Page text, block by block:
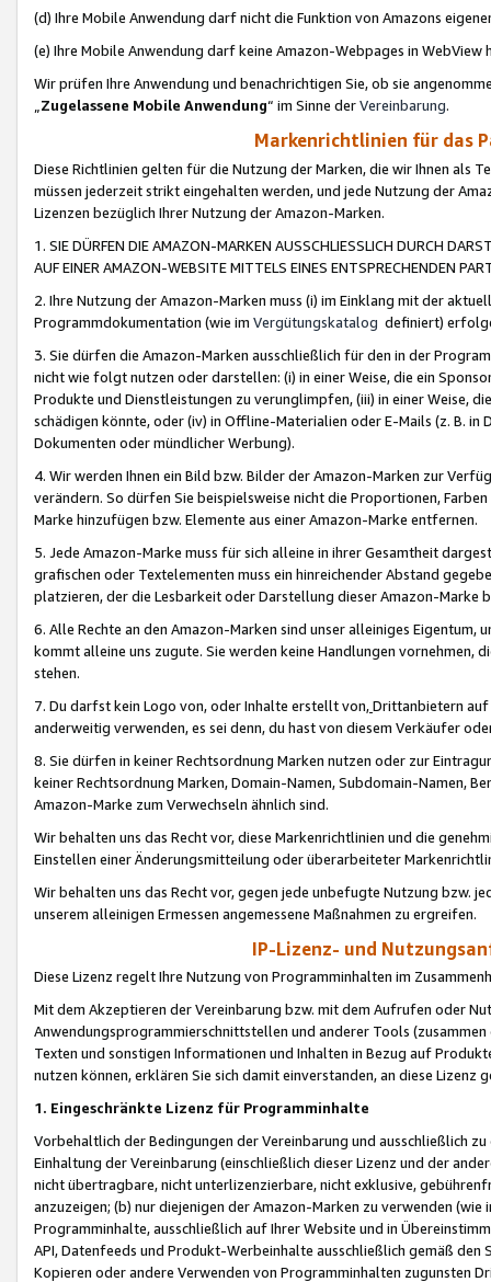
(d) Ihre Mobile Anwendung darf nicht die Funktion von Amazons
(e) Ihre Mobile Anwendung darf keine Amazon-Webpages in WebView
Wir prüfen Ihre Anwendung und benachrichtigen Sie, ob sie
„Zugelassene Mobile Anwendung“ im Sinne derVereinbarung.
Markenrichtlinien für das
Diese Richtlinien gelten für die Nutzung der Marken, die wir Ihnen als
müssen jederzeit strikt eingehalten werden, und jede Nutzung der
Lizenzen bezüglich Ihrer Nutzung der Amazon-Marken.
1. SIE DÜRFEN DIE AMAZON-MARKEN AUSSCHLIESSLICH DURCH
AUF EINER AMAZON-WEBSITE MITTELS EINES ENTSPRECHENDEN
2. Ihre Nutzung der Amazon-Marken muss (i) im Einklang mit der
Programmdokumentation (wie im Vergütungskatalog definiert)
3. Sie dürfen die Amazon-Marken ausschließlich für den in der
nicht wie folgt nutzen oder darstellen: (i) in einer Weise, die ein
Produkte und Dienstleistungen zu verunglimpfen, (iii) in einer Weise,
schädigen könnte, oder (iv) in Offline-Materialien oder E-Mails (z. B. in
Dokumenten oder mündlicher Werbung).
4. Wir werden Ihnen ein Bild bzw. Bilder der Amazon-Marken zur
verändern. So dürfen Sie beispielsweise nicht die Proportionen,
Marke hinzufügen bzw. Elemente aus einer Amazon-Marke entfernen.
5. Jede Amazon-Marke muss für sich alleine in ihrer Gesamtheit
grafischen oder Textelementen muss ein hinreichender Abstand
platzieren, der die Lesbarkeit oder Darstellung dieser Amazon-Marke
6. Alle Rechte an den Amazon-Marken sind unser alleiniges
kommt alleine uns zugute. Sie werden keine Handlungen vornehmen,
stehen.
7. Du darfst kein Logo von, oder Inhalte erstellt von,Drittanbietern auf
anderweitig verwenden, es sei denn, du hast von diesem Verkäufer
8. Sie dürfen in keiner Rechtsordnung Marken nutzen oder zur
keiner Rechtsordnung Marken, Domain-Namen, Subdomain-Namen,
Amazon-Marke zum Verwechseln ähnlich sind.
Wir behalten uns das Recht vor, diese Markenrichtlinien und die
Einstellen einer Änderungsmitteilung oder überarbeiteter
Wir behalten uns das Recht vor, gegen jede unbefugte Nutzung bzw.
unserem alleinigen Ermessen angemessene Maßnahmen zu ergreifen.
IP-Lizenz- und
Diese Lizenz regelt Ihre Nutzung von Programminhalten im
Mit dem Akzeptieren der Vereinbarung bzw. mit dem Aufrufen oder
Anwendungsprogrammierschnittstellen und anderer Tools (zusammen
Texten und sonstigen Informationen und Inhalten in Bezug auf
nutzen können, erklären Sie sich damit einverstanden, an diese Lizenz
1. Eingeschränkte Lizenz für Programminhalte
Vorbehaltlich der Bedingungen der Vereinbarung und ausschließlich
Einhaltung der Vereinbarung (einschließlich dieser Lizenz und der
nicht übertragbare, nicht unterlizenzierbare, nicht exklusive,
anzuzeigen; (b) nur diejenigen der Amazon-Marken zu verwenden
Programminhalte, ausschließlich auf Ihrer Website und in
API, Datenfeeds und Produkt-Werbeinhalte ausschließlich gemäß
Kopieren oder andere Verwenden von Programminhalten zugunsten